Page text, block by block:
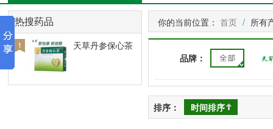
热搜药品
天草丹参保心茶
1
你的当前位置： 首页 / 所有
品牌：
排序： 时间排序